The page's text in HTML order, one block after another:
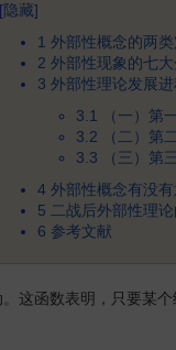
[隐藏]
1 外部性概念的两类
2 外部性现象的七
3 外部性理论发展
3.1
（一）
3.2
（二）
3.3
（三）
4 外部性概念有没有
5 二战后外部性理
6 参考文献
这函数表明，只要某个